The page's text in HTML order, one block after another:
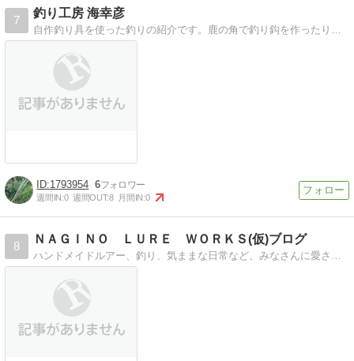
7
釣り工房 海幸彦
自作釣り具を使った釣りの紹介です。鹿の角で釣り鈎を作ったりしてます。
1793954 6
週間IN:0 週間OUT:8 月間IN:0
8
ＮＡＧＩＮＯ ＬＵＲＥ ＷＯＲＫＳ(仮)ブログ
ハンドメイドルアー、釣り、気ままな日常など、みなさんに愛されるブログを目指しています